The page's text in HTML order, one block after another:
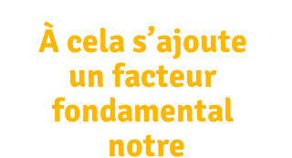
À cela s’ajoute
un facteur
fondamental